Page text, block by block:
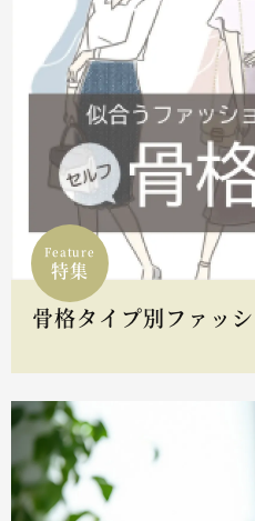
Feature
特集
骨格タイプ別ファッ